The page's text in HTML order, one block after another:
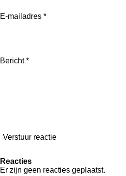
E-mailadres *
Bericht *
Verstuur reactie
Reacties
Er zijn geen reacties geplaatst.